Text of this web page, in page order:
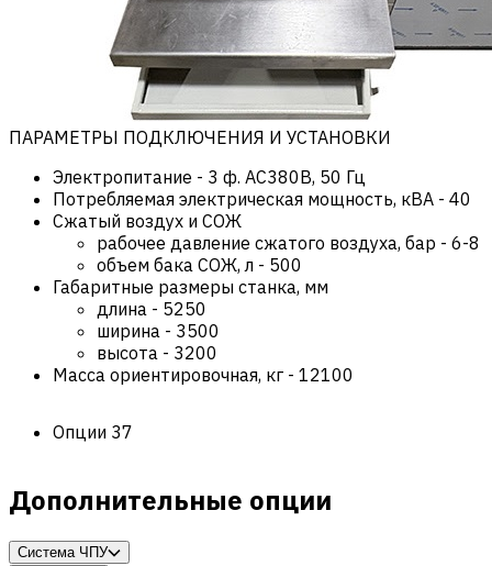
ПАРАМЕТРЫ ПОДКЛЮЧЕНИЯ И УСТАНОВКИ
Электропитание - 3 ф. AC380В, 50 Гц
Потребляемая электрическая мощность, кВА - 40
Сжатый воздух и СОЖ
рабочее давление сжатого воздуха, бар - 6-8
объем бака СОЖ, л - 500
Габаритные размеры станка, мм
длина - 5250
ширина - 3500
высота - 3200
Масса ориентировочная, кг - 12100
Опции 37
Дополнительные опции
Система ЧПУ